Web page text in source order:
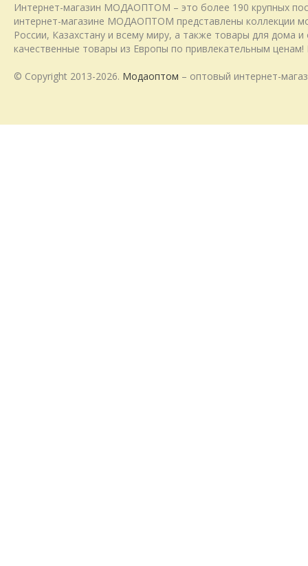
Интернет-магазин МОДАОПТОМ – это более 190 крупных
интернет-магазине МОДАОПТОМ представлены коллекции
России, Казахстану и всему миру, а также товары для дома
качественные товары из Европы по привлекательным
© Copyright 2013-2026. Модаоптом – оптовый интернет-